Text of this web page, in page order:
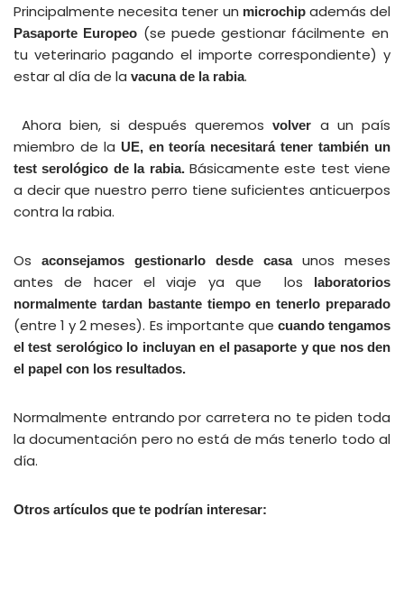
Principalmente necesita tener un microchipademás del
Pasaporte Europeo (se puede gestionar fácilmente en
tu veterinario pagando el importe correspondiente) y
estar al día de la vacuna de la rabia.
Ahora bien, si después queremosvolver a un país
miembro de la UE, en teoría necesitará tener también un
test serológico de la rabia.Básicamente este test viene
a decir que nuestro perro tiene suficientes anticuerpos
contra la rabia.
Os aconsejamos gestionarlo desde casaunos meses
antes de hacer el viaje ya que los
laboratorios
normalmente tardan bastante tiempo en tenerlo preparado
(entre 1 y 2 meses). Es importante que cuando tengamos
el test serológico lo incluyan en el pasaporte y que nos den
el papel con los resultados.
Normalmente entrando por carretera no te piden toda
la documentación pero no está de más tenerlo todo al
día.
Otros artículos que te podrían interesar: